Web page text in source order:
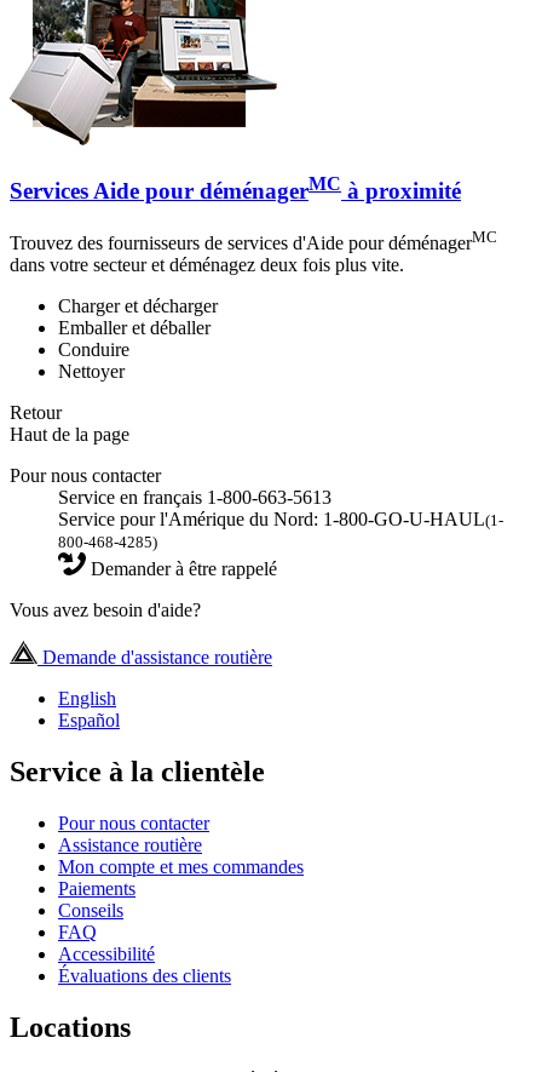
Services Aide pour déménagerMC à proximité
Trouvez des fournisseurs de services d'Aide pour déménagerMC
dans votre secteur et déménagez deux fois plus vite.
Charger et décharger
Emballer et déballer
Conduire
Nettoyer
Retour
Haut de la page
Pour nous contacter
Service en français 1-800-663-5613
Service pour l'Amérique du Nord: 1-800-GO-U-HAUL(1-
800-468-4285)
Demander à être rappelé
Vous avez besoin d'aide?
Demande d'assistance routière
English
Español
Service à la clientèle
Pour nous contacter
Assistance routière
Mon compte et mes commandes
Paiements
Conseils
FAQ
Accessibilité
Évaluations des clients
Locations